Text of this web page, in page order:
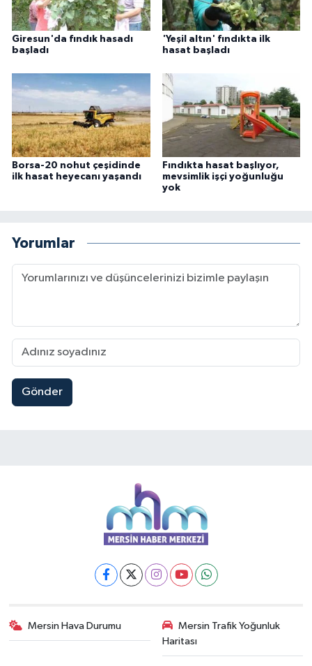
Giresun'da fındık hasadı
başladı
'Yeşil altın' fındıkta ilk
hasat başladı
Borsa-20 nohut çeşidinde
ilk hasat heyecanı yaşandı
Fındıkta hasat başlıyor,
mevsimlik işçi yoğunluğu
yok
Yorumlar
Gönder
Mersin Hava Durumu
Mersin Trafik Yoğunluk
Haritası